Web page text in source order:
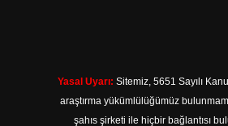
Yasal Uyarı: Sitemiz, 5651 Sayılı
araştırma yükümlülüğümüz
şahıs şirketi ile hiçbir bağlantısı